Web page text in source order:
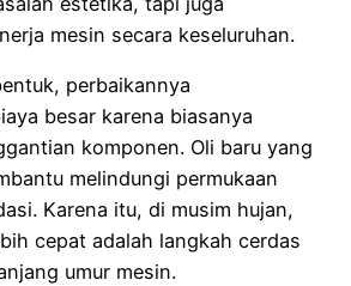
mesin secara keseluruhan.
perbaikannya
besar karena biasanya
komponen. Oli baru yang
melindungi permukaan
Karena itu, di musim hujan,
cepat adalah langkah cerdas
umur mesin.